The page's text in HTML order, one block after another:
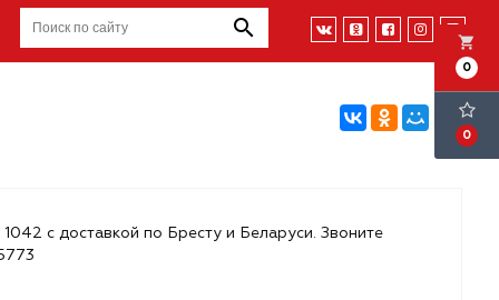
local_grocery_store
0
0
с доставкой по Бресту и Беларуси. Звоните